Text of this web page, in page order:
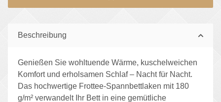
Beschreibung
Genießen Sie wohltuende Wärme, kuschelweichen
Komfort und erholsamen Schlaf – Nacht für Nacht.
Das hochwertige Frottee-Spannbettlaken mit 180
g/m² verwandelt Ihr Bett in eine gemütliche